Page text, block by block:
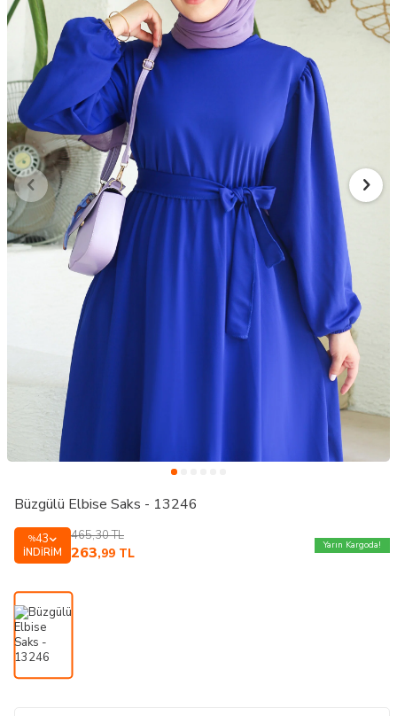
Büzgülü Elbise Saks - 13246
%43
İNDIRIM
465,30TL
263,99 TL
Yarın Kargoda!